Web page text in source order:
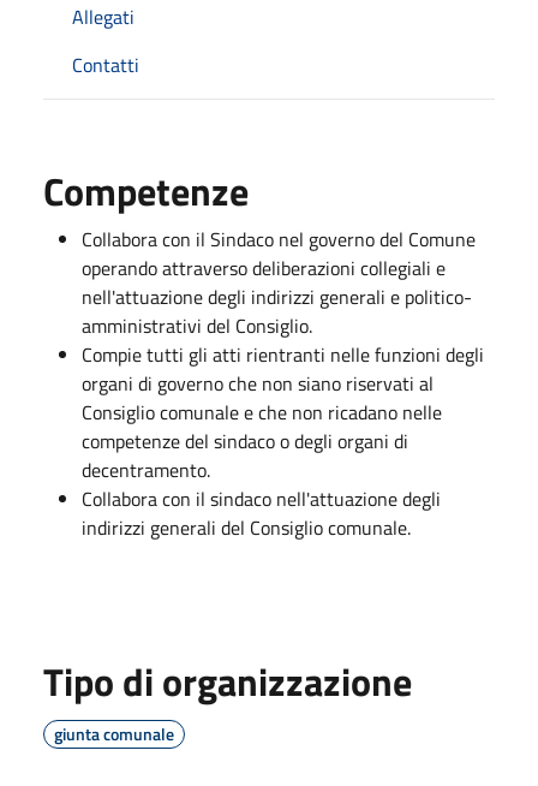
Allegati
Contatti
Competenze
Collabora con il Sindaco nel governo del Comune
operando attraverso deliberazioni collegiali e
nell'attuazione degli indirizzi generali e politico-
amministrativi del Consiglio.
Compie tutti gli atti rientranti nelle funzioni degli
organi di governo che non siano riservati al
Consiglio comunale e che non ricadano nelle
competenze del sindaco o degli organi di
decentramento.
Collabora con il sindaco nell'attuazione degli
indirizzi generali del Consiglio comunale.
Tipo di organizzazione
giunta comunale